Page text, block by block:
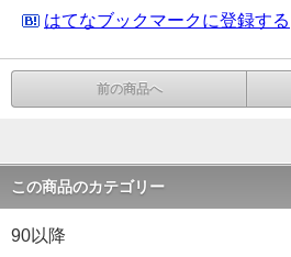
はてなブックマークに登録する
前の商品へ
この商品のカテゴリー
90以降